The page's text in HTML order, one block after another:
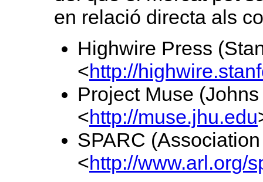
en relació directa als
Highwire Press
<http://
Project Muse
<http://muse.jhu.edu
SPARC
<http://www.arl.org/